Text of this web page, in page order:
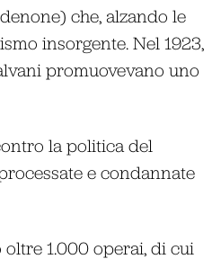
che, alzando le
insorgente. Nel 1923,
promuovevano uno
la politica del
e condannate
1.000 operai, di cui